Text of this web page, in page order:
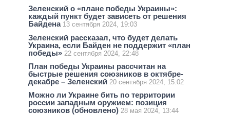
Зеленский о «плане победы Украины»:
каждый пункт будет зависеть от решения
Байдена 13 сентября 2024, 19:03
Зеленский рассказал, что будет делать
Украина, если Байден не поддержит «план
победы» 22 сентября 2024, 22:48
План победы Украины рассчитан на
быстрые решения союзников в октябре-
декабре – Зеленский 20 сентября 2024, 15:02
Можно ли Украине бить по территории
россии западным оружием: позиция
союзников (обновлено) 28 мая 2024, 13:44